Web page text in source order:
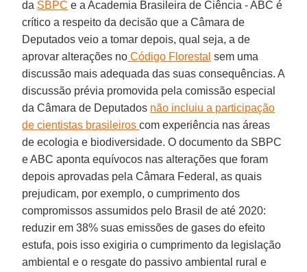
da SBPC e a Academia Brasileira de Ciência - ABC é
crítico a respeito da decisão que a Câmara de
Deputados veio a tomar depois, qual seja, a de
aprovar alterações no Código Florestal sem uma
discussão mais adequada das suas consequências. A
discussão prévia promovida pela comissão especial
da Câmara de Deputados não incluiu a participação
de cientistas brasileiroscom experiência nas áreas
de ecologia e biodiversidade. O documento da SBPC
e ABC aponta equívocos nas alterações que foram
depois aprovadas pela Câmara Federal, as quais
prejudicam, por exemplo, o cumprimento dos
compromissos assumidos pelo Brasil de até 2020:
reduzir em 38% suas emissões de gases do efeito
estufa, pois isso exigiria o cumprimento da legislação
ambiental e o resgate do passivo ambiental rural e